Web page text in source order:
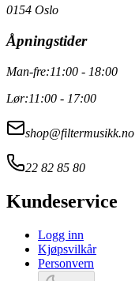
0154 Oslo
Åpningstider
Man-fre:11:00 - 18:00
Lør:11:00 - 17:00
shop@filtermusikk.no
22 82 85 80
Kundeservice
Logg inn
Kjøpsvilkår
Personvern